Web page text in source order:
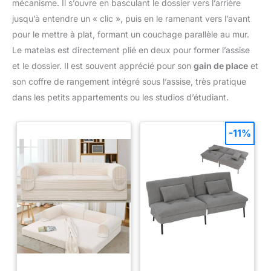
mécanisme. Il s’ouvre en basculant le dossier vers l’arrière
jusqu’à entendre un « clic », puis en le ramenant vers l’avant
pour le mettre à plat, formant un couchage parallèle au mur.
Le matelas est directement plié en deux pour former l’assise
et le dossier. Il est souvent apprécié pour son gain de place et
son coffre de rangement intégré sous l’assise, très pratique
dans les petits appartements ou les studios d’étudiant.
-11%